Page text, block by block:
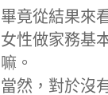
畢竟從結果來
女性做家務基
嘛。
當然，對於沒